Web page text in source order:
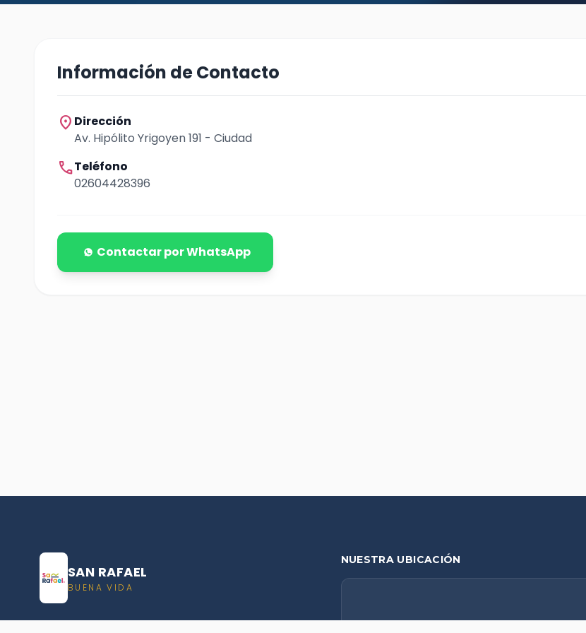
Información de Contacto
location_on Dirección
Av. Hipólito Yrigoyen 191 - Ciudad
callTeléfono
02604428396
Contactar por WhatsApp
SAN RAFAEL
BUENA VIDA
NUESTRA UBICACIÓN